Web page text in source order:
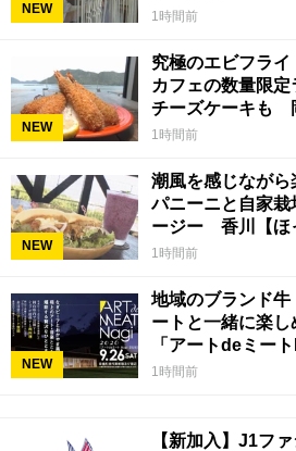
NEW 1時間前
NEW
究極のエビフラ
カフェの数量限
チーズケーキも
ェ】
1時間前
NEW
潮風を感じなが
パニーニと自家
ージー 香川【ほ
1時間前
NEW
地域のブランド
ートと一緒に楽
「アートdeミー
1時間前
【新加入】J1フ